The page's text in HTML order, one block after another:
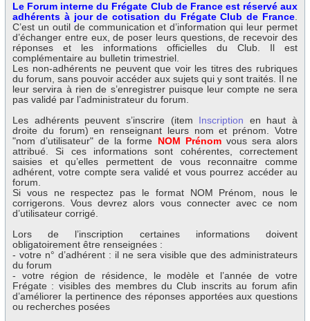
Le Forum interne du Frégate Club de France est réservé aux
adhérents à jour de cotisation du Frégate Club de France
C’est un outil de communication et d’information qui leur permet
d’échanger entre eux, de poser leurs questions, de recevoir des
réponses et les informations officielles du Club. Il est
complémentaire au bulletin trimestriel.
Les non-adhérents ne peuvent que voir les titres des rubriques
du forum, sans pouvoir accéder aux sujets qui y sont traités. Il ne
leur servira à rien de s’enregistrer puisque leur compte ne sera
pas validé par l’administrateur du forum.
Les adhérents peuvent s’inscrire (item Inscription en haut à
droite du forum) en renseignant leurs nom et prénom. Votre
"nom d’utilisateur" de la forme NOM Prénomvous sera alors
attribué. Si ces informations sont cohérentes, correctement
saisies et qu’elles permettent de vous reconnaitre comme
adhérent, votre compte sera validé et vous pourrez accéder au
forum.
Si vous ne respectez pas le format NOM Prénom, nous le
corrigerons. Vous devrez alors vous connecter avec ce nom
d’utilisateur corrigé.
Lors de l’inscription certaines informations doivent
obligatoirement être renseignées :
- votre n° d’adhérent : il ne sera visible que des administrateurs
du forum
- votre région de résidence, le modèle et l’année de votre
Frégate : visibles des membres du Club inscrits au forum afin
d’améliorer la pertinence des réponses apportées aux questions
ou recherches posées